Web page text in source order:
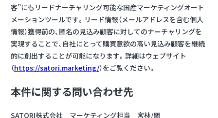
客”にもリードナーチャリング可能な国産マーケティングオート
メーションツールです。リード情報（メールアドレスを含む個人
情報）獲得前の、匿名の見込み顧客に対してのナーチャリングを
実現することで、自社にとって購買意欲の高い見込み顧客を継続
的に創出することが可能になります。詳細はウェブサイト
（https://satori.marketing/）をご覧ください。
本件に関する問い合わせ先
SATORI株式会社 マーケティング担当 宮林/関